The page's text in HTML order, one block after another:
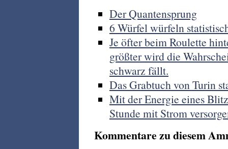
Der Quantensprung
6 Würfel würfeln
Je öfter beim Roulette
größter wird die
schwarz fällt.
Das Grabtuch von Turin
Mit der Energie eines
Stunde mit Strom
Kommentare zu diesem